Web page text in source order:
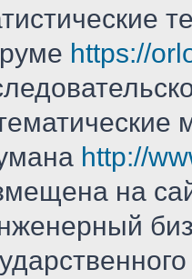
https://
http://
на